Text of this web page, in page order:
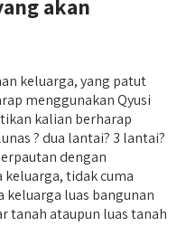
akan
keluarga, yang patut
menggunakan Qyusi
kalian berharap
? dua lantai? 3 lantai?
dengan
tidak cuma
luas bangunan
tanah ataupun luas tanah